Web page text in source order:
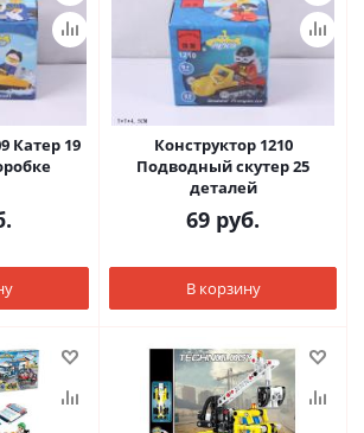
Катер 19
Конструктор 1210
Подводный скутер 25
деталей
69 руб.
В корзину